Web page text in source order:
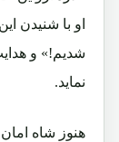
او با شنیدن
شدیم!» و
نماید.
هنوز شاه امان